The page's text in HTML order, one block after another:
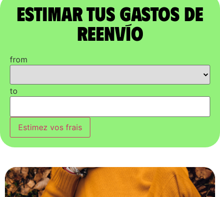
Estimar tus gastos de
reenvío
from
to
Estimez vos frais